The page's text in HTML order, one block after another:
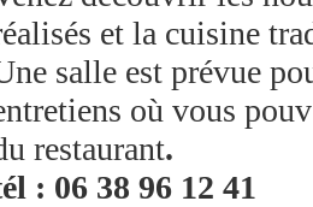
et la cuisine
salle est prévue
où vous
restaurant.
: 06 38 96 12 41